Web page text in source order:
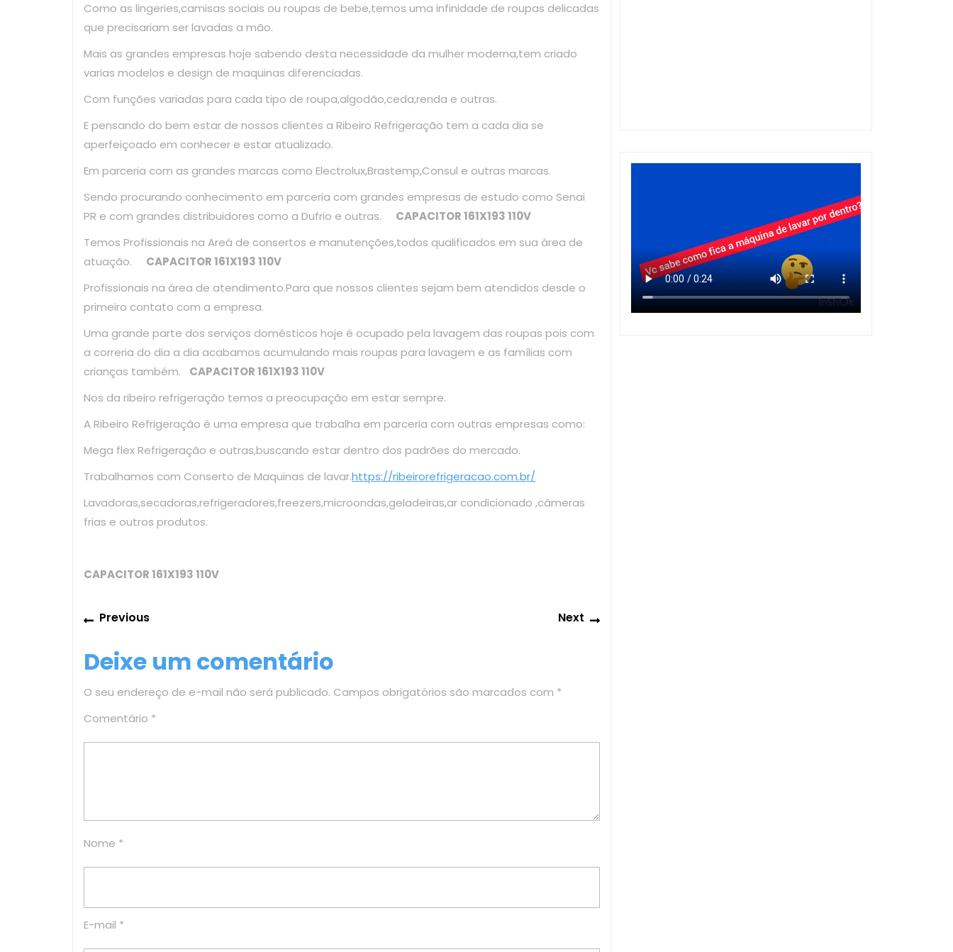
Como as lingeries,camisas sociais ou roupas de bebe,temos uma infinidade de roupas delicadas
que precisariam ser lavadas a mão.
Mais as grandes empresas hoje sabendo desta necessidade da mulher moderna,tem criado
varias modelos e design de maquinas diferenciadas.
Com funções variadas para cada tipo de roupa,algodão,ceda,renda e outras.
E pensando do bem estar de nossos clientes a Ribeiro Refrigeração tem a cada dia se
aperfeiçoado em conhecer e estar atualizado.
Em parceria com as grandes marcas como Electrolux,Brastemp,Consul e outras marcas.
Sendo procurando conhecimento em parceria com grandes empresas de estudo como Senai
PR e com grandes distribuidores como a Dufrio e outras. CAPACITOR 161X193 110V
Temos Profissionais na Areá de consertos e manutenções,todos qualificados em sua área de
atuação. CAPACITOR 161X193 110V
Profissionais na área de atendimento.Para que nossos clientes sejam bem atendidos desde o
primeiro contato com a empresa.
Uma grande parte dos serviços domésticos hoje é ocupado pela lavagem das roupas pois com
a correria do dia a dia acabamos acumulando mais roupas para lavagem e as famílias com
crianças também. CAPACITOR 161X193 110V
Nos da ribeiro refrigeração temos a preocupação em estar sempre.
A Ribeiro Refrigeração é uma empresa que trabalha em parceria com outras empresas como:
Mega flex Refrigeração e outras,buscando estar dentro dos padrões do mercado.
Trabalhamos com Conserto de Maquinas de lavar.https://ribeirorefrigeracao.com.br/
Lavadoras,secadoras,refrigeradores,freezers,microondas,geladeiras,ar condicionado ,câmeras
frias e outros produtos.
CAPACITOR 161X193 110V
Navegação
Post
PreviousPrevious
Next
Next
Deixe um comentário
O seu endereço de e-mail não será publicado. Campos obrigatórios são marcados com *
Comentário *
Nome *
E-mail *